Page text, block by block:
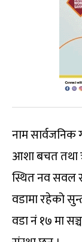
नाम
आशा बचत तथा
स्थित नव सवल
वडामा रहेको
वडा नं १७ मा